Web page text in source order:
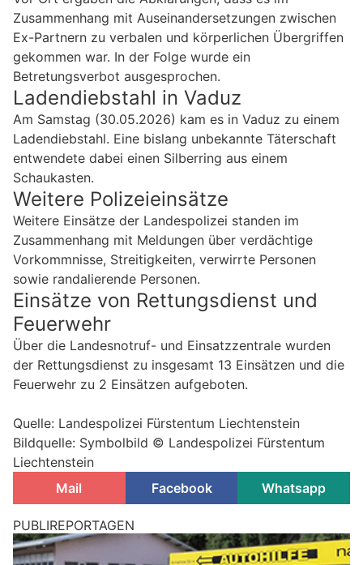
Zusammenhang mit Auseinandersetzungen zwischen
Ex-Partnern zu verbalen und körperlichen Übergriffen
gekommen war. In der Folge wurde ein
Betretungsverbot ausgesprochen.
Ladendiebstahl in Vaduz
Am Samstag (30.05.2026) kam es in Vaduz zu einem
Ladendiebstahl. Eine bislang unbekannte Täterschaft
entwendete dabei einen Silberring aus einem
Schaukasten.
Weitere Polizeieinsätze
Weitere Einsätze der Landespolizei standen im
Zusammenhang mit Meldungen über verdächtige
Vorkommnisse, Streitigkeiten, verwirrte Personen
sowie randalierende Personen.
Einsätze von Rettungsdienst und
Feuerwehr
Über die Landesnotruf- und Einsatzzentrale wurden
der Rettungsdienst zu insgesamt 13 Einsätzen und die
Feuerwehr zu 2 Einsätzen aufgeboten.
Quelle: Landespolizei Fürstentum Liechtenstein
Bildquelle: Symbolbild © Landespolizei Fürstentum
Liechtenstein
Mail
Facebook Whatsapp
PUBLIREPORTAGEN